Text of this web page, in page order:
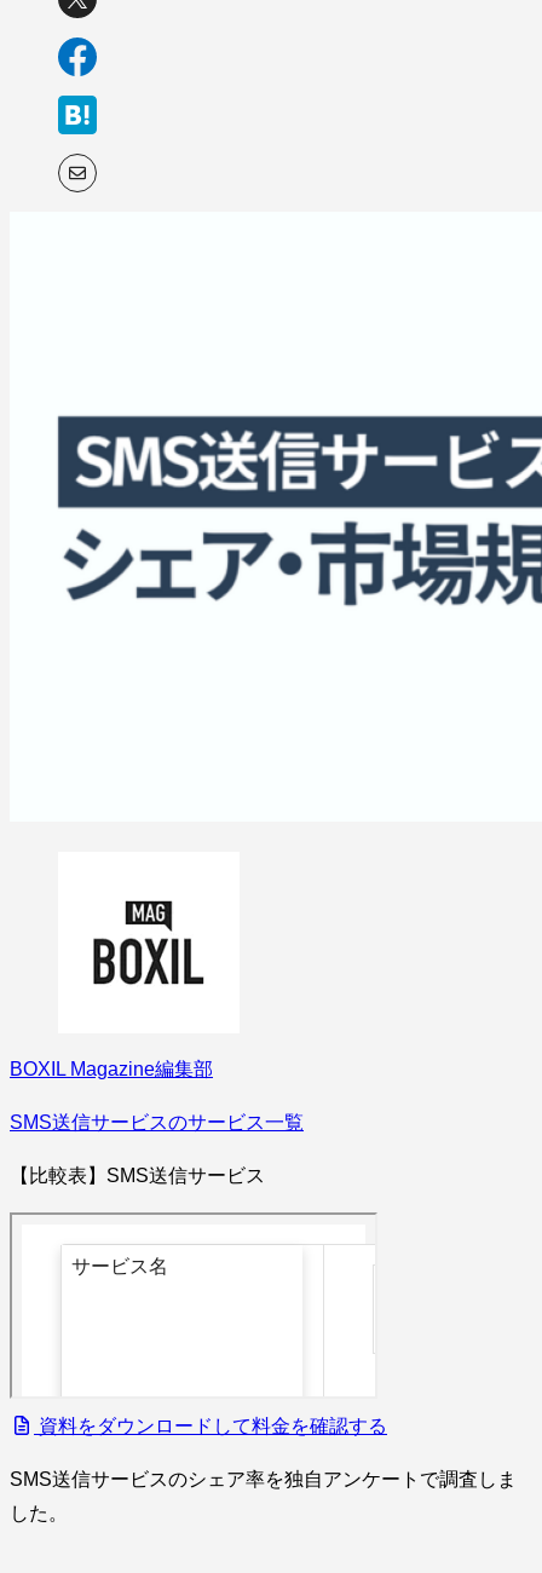
BOXIL Magazine編集部
SMS送信サービスのサービス一覧
【比較表】SMS送信サービス
資料をダウンロードして料金を確認する
SMS送信サービスのシェア率を独自アンケートで調査しま
した。